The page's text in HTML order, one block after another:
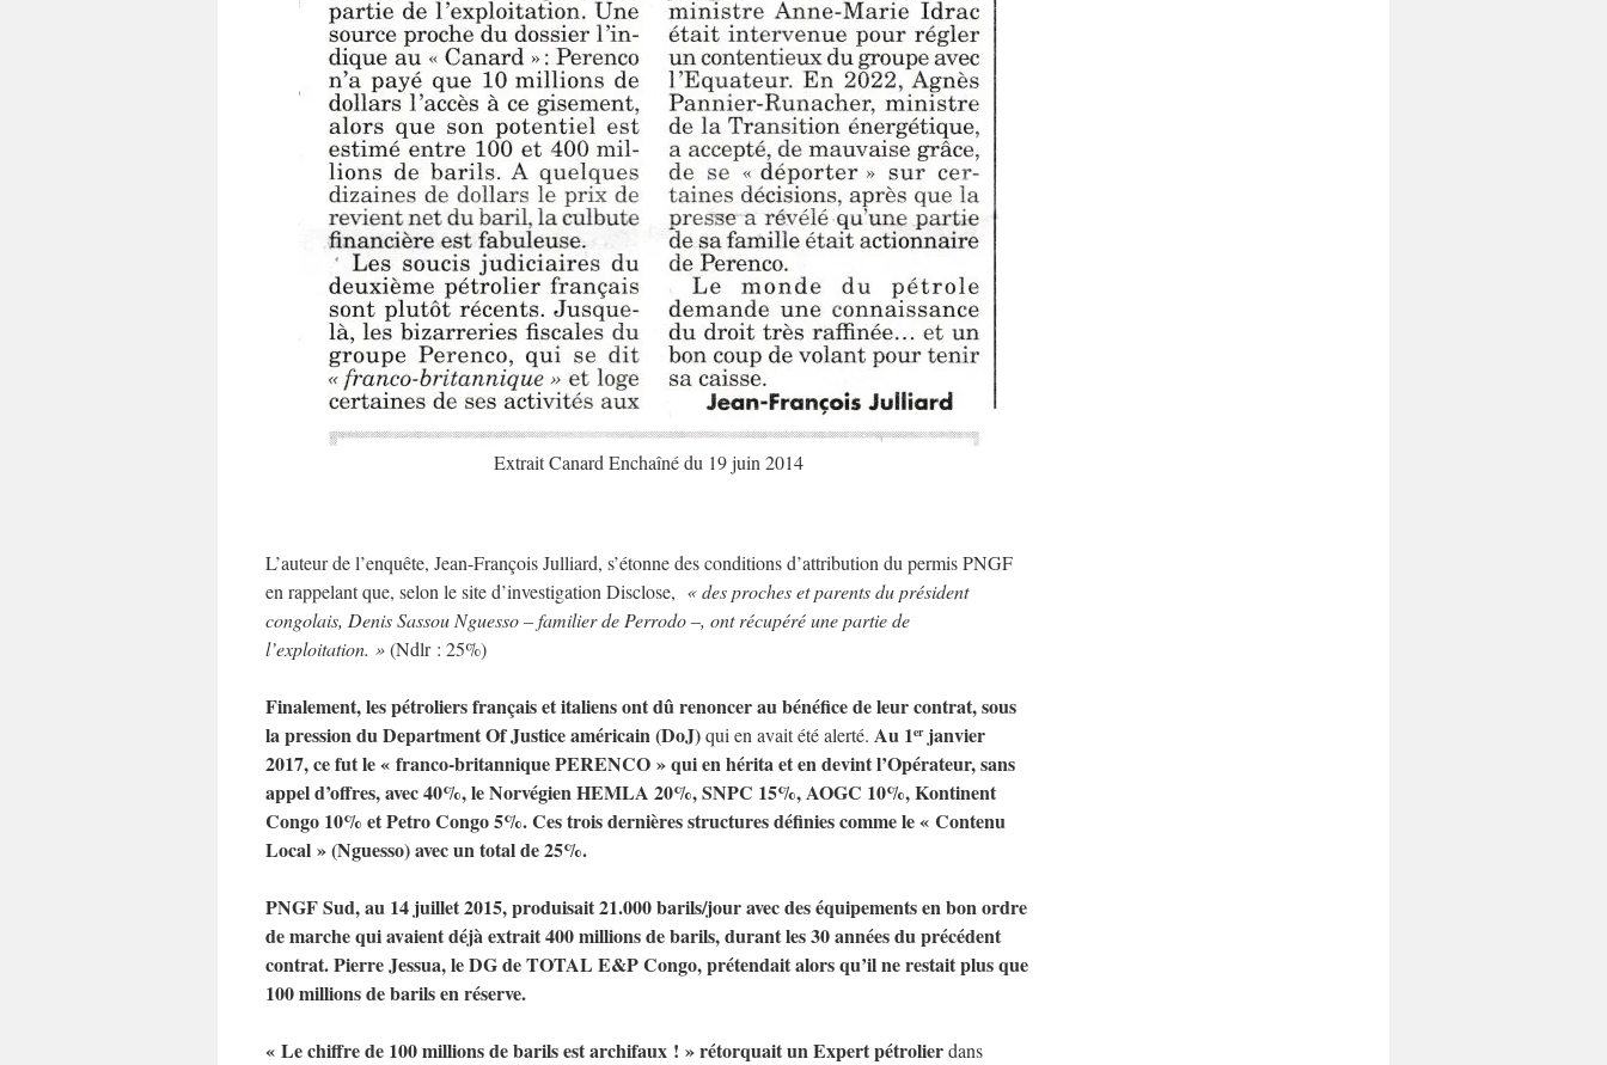
Extrait Canard Enchaîné du 19 juin 2014
L’auteur de l’enquête, Jean-François Julliard, s’étonne des conditions d’attribution du permis PNGF
en rappelant que, selon le site d’investigation Disclose, « des proches et parents du président
congolais, Denis Sassou Nguesso – familier de Perrodo –, ont récupéré une partie de
l’exploitation. »(Ndlr : 25%)
Finalement, les pétroliers français et italiens ont dû renoncer au bénéfice de leur contrat, sous
la pression du Department Of Justice américain (DoJ)qui en avait été alerté. Au 1erjanvier
2017, ce fut le « franco-britannique PERENCO » qui en hérita et en devint l’Opérateur, sans
appel d’offres, avec 40%, le Norvégien HEMLA 20%, SNPC 15%, AOGC 10%, Kontinent
Congo 10% et Petro Congo 5%. Ces trois dernières structures définies comme le « Contenu
Local » (Nguesso) avec un total de 25%.
PNGF Sud, au 14 juillet 2015, produisait 21.000 barils/jour avec des équipements en bon ordre
de marche qui avaient déjà extrait 400 millions de barils, durant les 30 années du précédent
contrat. Pierre Jessua, le DG de TOTAL E&P Congo, prétendait alors qu’il ne restait plus que
100 millions de barils en réserve.
« Le chiffre de 100 millions de barils est archifaux ! » rétorquait un Expert pétrolierdans